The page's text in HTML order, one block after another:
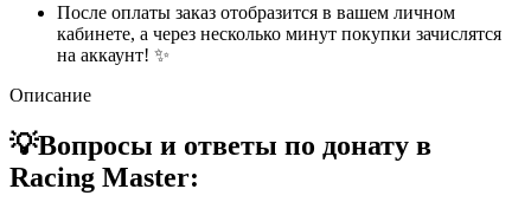
После оплаты заказ отобразится в вашем личном
кабинете, а через несколько минут покупки зачислятся
на аккаунт! ✨
Описание
💡Вопросы и ответы по донату в
Racing Master: